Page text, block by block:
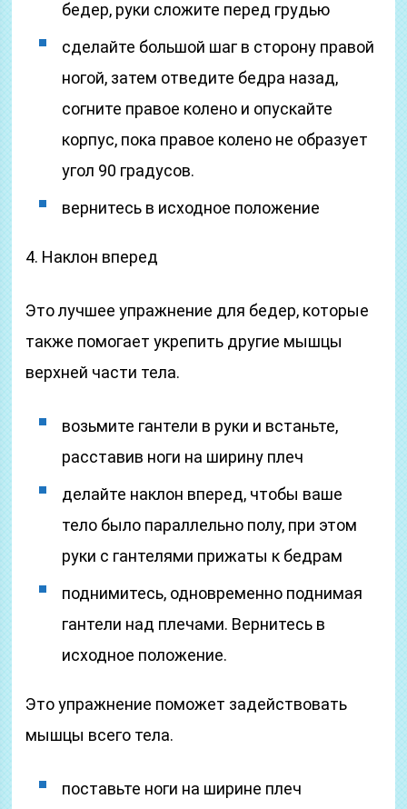
бедер, руки сложите перед грудью
сделайте большой шаг в сторону правой
ногой, затем отведите бедра назад,
согните правое колено и опускайте
корпус, пока правое колено не образует
угол 90 градусов.
вернитесь в исходное положение
4. Наклон вперед
Это лучшее упражнение для бедер, которые
также помогает укрепить другие мышцы
верхней части тела.
возьмите гантели в руки и встаньте,
расставив ноги на ширину плеч
делайте наклон вперед, чтобы ваше
тело было параллельно полу, при этом
руки с гантелями прижаты к бедрам
поднимитесь, одновременно поднимая
гантели над плечами. Вернитесь в
исходное положение.
Это упражнение поможет задействовать
мышцы всего тела.
поставьте ноги на ширине плеч